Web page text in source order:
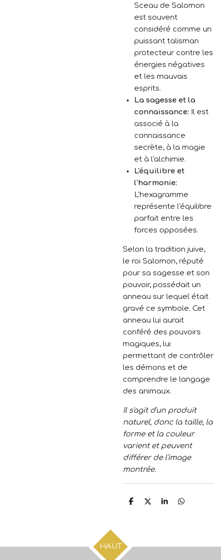
Sceau de Salomon
est souvent
considéré comme un
puissant talisman
protecteur contre les
énergies négatives
et les mauvais
esprits.
La sagesse et la
connaissance: Il est
associé à la
connaissance
secrète,à la magie
et à l'alchimie.
L'équilibre et
l'harmonie:
L'hexagramme
représente l'équilibre
parfait entre les
forces opposées.
Selon la tradition juive,
le roi Salomon, réputé
pour sa sagesse et son
pouvoir, possédait un
anneau sur lequel était
gravé ce symbole. Cet
anneau lui aurait
conféré des pouvoirs
magiques, lui
permettant de contrôler
les démons et de
comprendre le langage
des animaux.
Il s'agit d'un produit
naturel, donc la taille, la
forme et la couleur
varient et peuvent
différer de l'image
montrée.
P
e
P
e
P
e
P
e
HAUT